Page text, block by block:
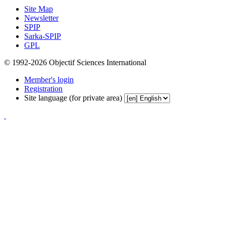
Site Map
Newsletter
SPIP
Sarka-SPIP
GPL
© 1992-2026 Objectif Sciences International
Member's login
Registration
Site language (for private area)